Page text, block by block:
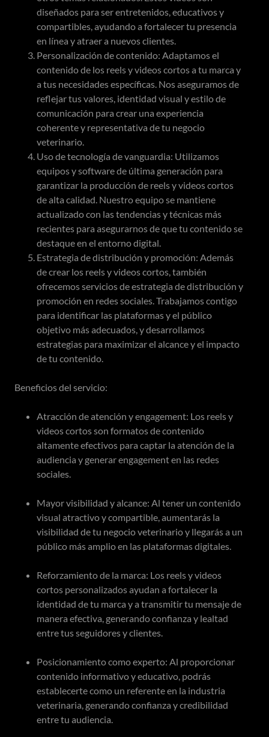
diseñados para ser entretenidos, educativos y
compartibles, ayudando a fortalecer tu presencia
en línea y atraer a nuevos clientes.
Personalización de contenido: Adaptamos el
contenido de los reels y videos cortos a tu marca y
a tus necesidades específicas. Nos aseguramos de
reflejar tus valores, identidad visual y estilo de
comunicación para crear una experiencia
coherente y representativa de tu negocio
veterinario.
Uso de tecnología de vanguardia: Utilizamos
equipos y software de última generación para
garantizar la producción de reels y videos cortos
de alta calidad. Nuestro equipo se mantiene
actualizado con las tendencias y técnicas más
recientes para asegurarnos de que tu contenido se
destaque en el entorno digital.
Estrategia de distribución y promoción: Además
de crear los reels y videos cortos, también
ofrecemos servicios de estrategia de distribución y
promoción en redes sociales. Trabajamos contigo
para identificar las plataformas y el público
objetivo más adecuados, y desarrollamos
estrategias para maximizar el alcance y el impacto
de tu contenido.
Beneficios del servicio:
Atracción de atención y engagement: Los reels y
videos cortos son formatos de contenido
altamente efectivos para captar la atención de la
audiencia y generar engagement en las redes
sociales.
Mayor visibilidad y alcance: Al tener un contenido
visual atractivo y compartible, aumentarás la
visibilidad de tu negocio veterinario y llegarás a un
público más amplio en las plataformas digitales.
Reforzamiento de la marca: Los reels y videos
cortos personalizados ayudan a fortalecer la
identidad de tu marca y a transmitir tu mensaje de
manera efectiva, generando confianza y lealtad
entre tus seguidores y clientes.
Posicionamiento como experto: Al proporcionar
contenido informativo y educativo, podrás
establecerte como un referente en la industria
veterinaria, generando confianza y credibilidad
entre tu audiencia.